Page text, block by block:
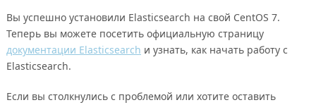
Вы успешно установили Elasticsearch на свой CentOS 7.
Теперь вы можете посетить официальную страницу
документации Elasticsearch и узнать, как начать работу с
Elasticsearch.
Если вы столкнулись с проблемой или хотите оставить